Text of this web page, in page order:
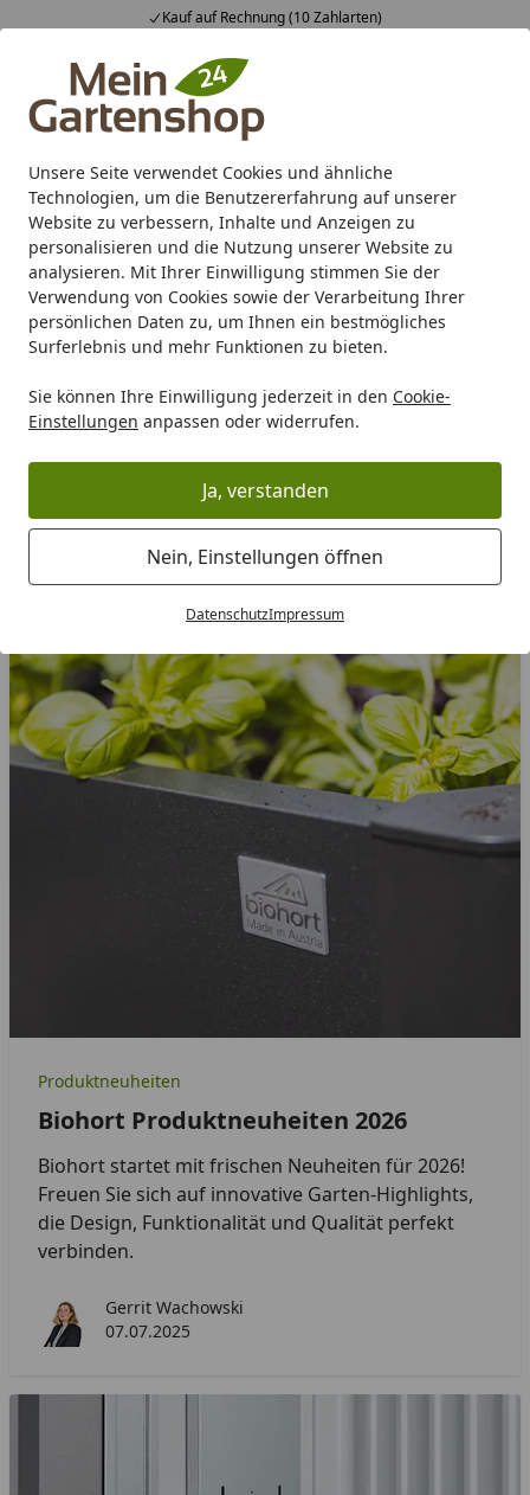
Unsere Seite verwendet Cookies und ähnliche
Technologien, um die Benutzererfahrung auf unserer
Website zu verbessern, Inhalte und Anzeigen zu
personalisieren und die Nutzung unserer Website zu
analysieren. Mit Ihrer Einwilligung stimmen Sie der
Verwendung von Cookies sowie der Verarbeitung Ihrer
persönlichen Daten zu, um Ihnen ein bestmögliches
Surferlebnis und mehr Funktionen zu bieten.
Sie können Ihre Einwilligung jederzeit in den Cookie-
Einstellungen anpassen oder widerrufen.
Ja, verstanden
Nein, Einstellungen öffnen
DatenschutzImpressum
Fachberatung & individuelle Angebote
Alle Produkte
Mein Konto
Suchen
Startseite
Tipps & Tricks rund um den Garten
Tipps & Tricks für Ihren Garten!
Kategorie
Produktneuheiten
Biohort Produktneuheiten 2026
Biohort startet mit frischen Neuheiten für 2026!
Freuen Sie sich auf innovative Garten-Highlights,
die Design, Funktionalität und Qualität perfekt
verbinden.
Gerrit Wachowski
07.07.2025